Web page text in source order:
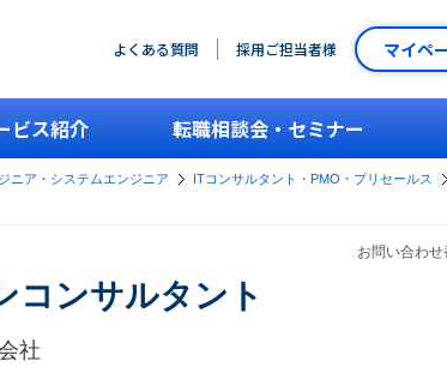
よくある質問 採用ご担当者様 マイペ
ビス紹介 転職相談会・セミナー
ニア・システムエンジニア ITコンサルタント・PMO・プリセールス
お問い合わ
コンサルタント
社